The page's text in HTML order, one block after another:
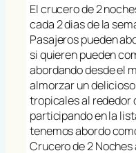
El crucero de 2
cada 2 dias de la
Pasajeros pueden
si quieren pueden
abordando desde el
almorzar un
tropicales al rededor
participando en la
tenemos abordo
Crucero de 2 Noches